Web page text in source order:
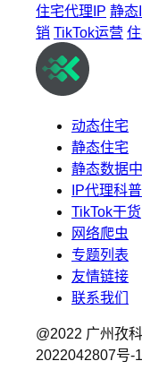
住宅代理IP 静态
销 TikTok运营
动态住宅
静态住宅
静态数据
IP代理科普
TikTok干货
网络爬虫
专题列表
友情链接
联系我们
@2022 广州孜
2022042807号-1